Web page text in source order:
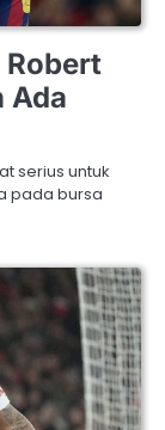
Ada
serius untuk
pada bursa